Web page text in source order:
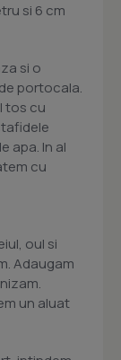
si 6 cm
si o
portocala.
tos cu
apa. In al
cu
oul si
Adaugam
un aluat